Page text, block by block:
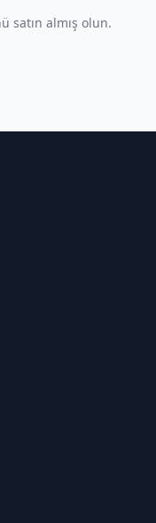
satın almış olun.